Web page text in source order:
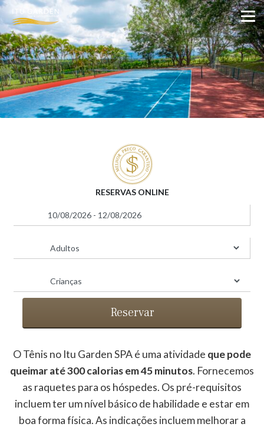
ESTÉTICA » TÊNIS
RESERVAS ONLINE
Reservar
O Tênis no Itu Garden SPA é uma atividade que pode
queimar até 300 calorias em 45 minutos. Fornecemos
as raquetes para os hóspedes. Os pré-requisitos
incluem ter um nível básico de habilidade e estar em
boa forma física. As indicações incluem melhorar a